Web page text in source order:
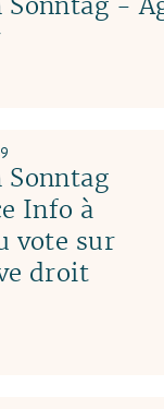
Sonntag
Info à
vote sur
droit